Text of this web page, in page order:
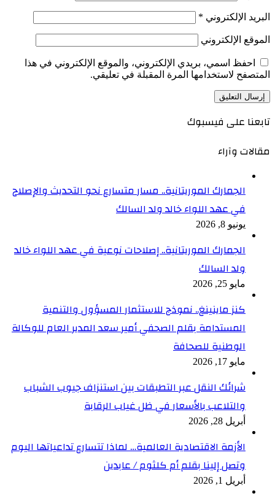
البريد الإلكتروني *
الموقع الإلكتروني
احفظ اسمي، بريدي الإلكتروني، والموقع الإلكتروني في هذا
المتصفح لاستخدامها المرة المقبلة في تعليقي.
تابعنا على فيسبوك
مقالات وآراء
الجمارك الموريتانية.. مسار متسارع نحو التحديث والإصلاح
في عهد اللواء خالد ولد السالك
يونيو 8, 2026
الجمارك الموريتانية.. إصلاحات نوعية في عهد اللواء خالد
ولد السالك
مايو 25, 2026
كنز ماينينغ.. نموذج للاستثمار المسؤول والتنمية
المستدامة بقلم الصحفي أمير سعد المدير العام للوكالة
الوطنية للصحافة
مايو 17, 2026
شرائك النقل عبر التطبقات بين استنزاف جيوب الشباب
والتلاعب بالأسعار في ظل غياب الرقابة
أبريل 28, 2026
الأزمة الاقتصادية العالمية… لماذا تتسارع تداعياتها اليوم
وتصل إلينا بقلم أم كلثوم / عابدين
أبريل 1, 2026